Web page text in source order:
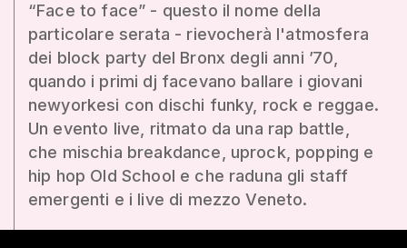
“Face to face” - questo il nome della
particolare serata - rievocherà l'atmosfera
dei block party del Bronx degli anni ’70,
quando i primi dj facevano ballare i giovani
newyorkesi con dischi funky, rock e reggae.
Un evento live, ritmato da una rap battle,
che mischia breakdance, uprock, popping e
hip hop Old School e che raduna gli staff
emergenti e i live di mezzo Veneto.